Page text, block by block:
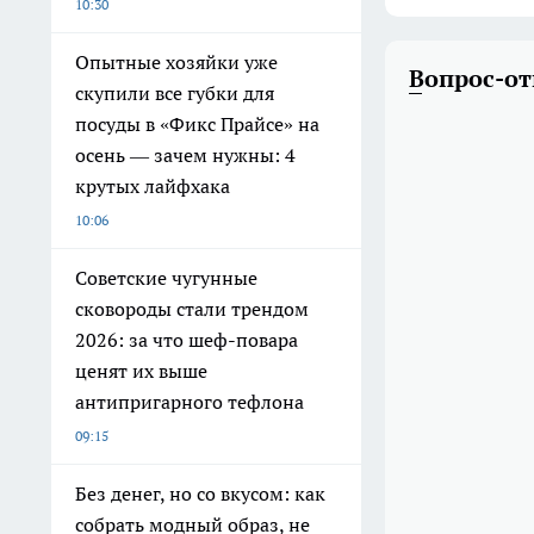
10:30
Опытные хозяйки уже
скупили все губки для
посуды в «Фикс Прайсе» на
осень — зачем нужны: 4
крутых лайфхака
10:06
Советские чугунные
сковороды стали трендом
2026: за что шеф-повара
ценят их выше
антипригарного тефлона
09:15
Без денег, но со вкусом: как
собрать модный образ, не
Вопрос-